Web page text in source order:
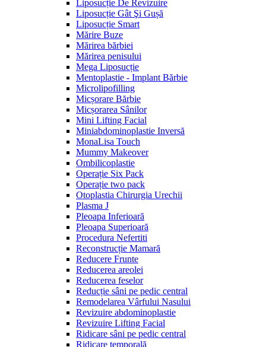
Liposucție De Revizuire
Liposucție Gât Şi Gușă
Liposucție Smart
Mărire Buze
Mărirea bărbiei
Mărirea penisului
Mega Liposucție
Mentoplastie - Implant Bărbie
Microlipofilling
Micșorare Bărbie
Micșorarea Sânilor
Mini Lifting Facial
Miniabdominoplastie Inversă
MonaLisa Touch
Mummy Makeover
Ombilicoplastie
Operație Six Pack
Operație two pack
Otoplastia Chirurgia Urechii
Plasma J
Pleoapa Inferioară
Pleoapa Superioară
Procedura Nefertiti
Reconstrucție Mamară
Reducere Frunte
Reducerea areolei
Reducerea feselor
Reducție sâni pe pedic central
Remodelarea Vârfului Nasului
Revizuire abdominoplastie
Revizuire Lifting Facial
Ridicare sâni pe pedic central
Ridicare temporală